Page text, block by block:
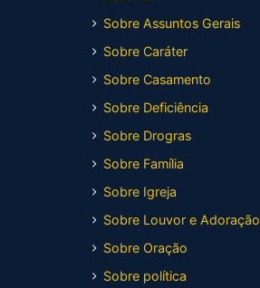
Sobre Assuntos Gerais
Sobre Caráter
Sobre Casamento
Sobre Deficiência
Sobre Drogras
Sobre Família
Sobre Igreja
Sobre Louvor e Adoração
Sobre Oração
Sobre política